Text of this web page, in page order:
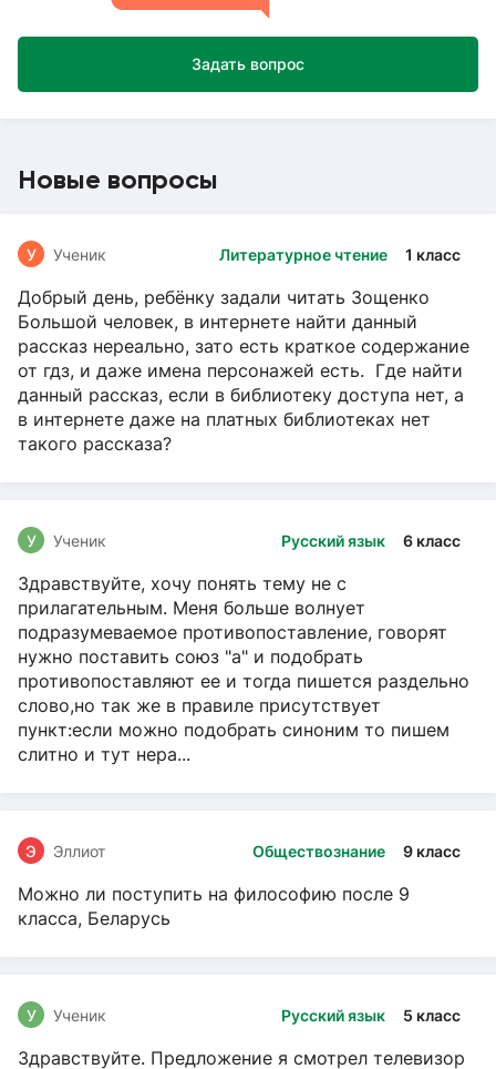
Задать вопрос
Новые вопросы
Литературное чтение 1 класс
У Ученик
Добрый день, ребёнку задали читать Зощенко
Большой человек, в интернете найти данный
рассказ нереально, зато есть краткое содержание
от гдз, и даже имена персонажей есть. Где найти
данный рассказ, если в библиотеку доступа нет, а
в интернете даже на платных библиотеках нет
такого рассказа?
Русский язык 6 класс
У Ученик
Здравствуйте, хочу понять тему не с
прилагательным. Меня больше волнует
подразумеваемое противопоставление, говорят
нужно поставить союз "а" и подобрать
противопоставляют ее и тогда пишется раздельно
слово,но так же в правиле присутствует
пункт:если можно подобрать синоним то пишем
слитно и тут нера...
Обществознание 9 класс
Э Эллиот
Можно ли поступить на философию после 9
класса, Беларусь
Русский язык 5 класс
У Ученик
Здравствуйте. Предложение я смотрел телевизор